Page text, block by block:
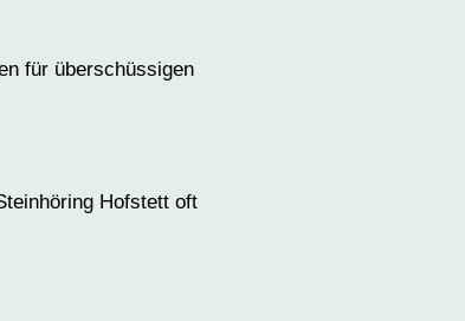
für überschüssigen
Hofstett oft